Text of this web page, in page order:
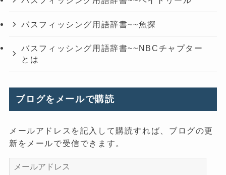
バスフィッシング用語辞書~~魚探
バスフィッシング用語辞書~~NBCチャプター
とは
ブログをメールで購読
メールアドレスを記入して購読すれば、ブログの更
新をメールで受信できます。
メ